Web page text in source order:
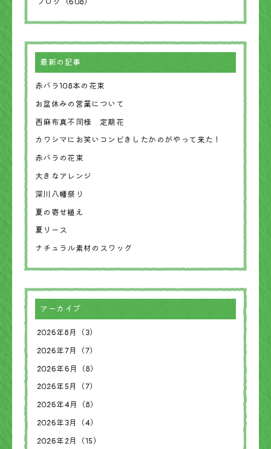
最新の記事
赤バラ108本の花束
お盆休みの営業について
西麻布真不同様 定期花
カワシマにお笑いコンビきしたかのがやって来た！
赤バラの花束
大きなアレンジ
深川八幡祭り
夏の寄せ植え
夏リース
ナチュラル素材のスワッグ
アーカイブ
2026年8月（3）
2026年7月（7）
2026年6月（8）
2026年5月（7）
2026年4月（8）
2026年3月（4）
2026年2月（15）